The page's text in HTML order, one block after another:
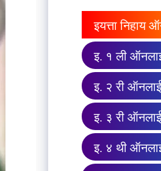
इयत्ता निहाय
इ. १ ली
इ. २ री
इ. ३ री
इ. ४ थी